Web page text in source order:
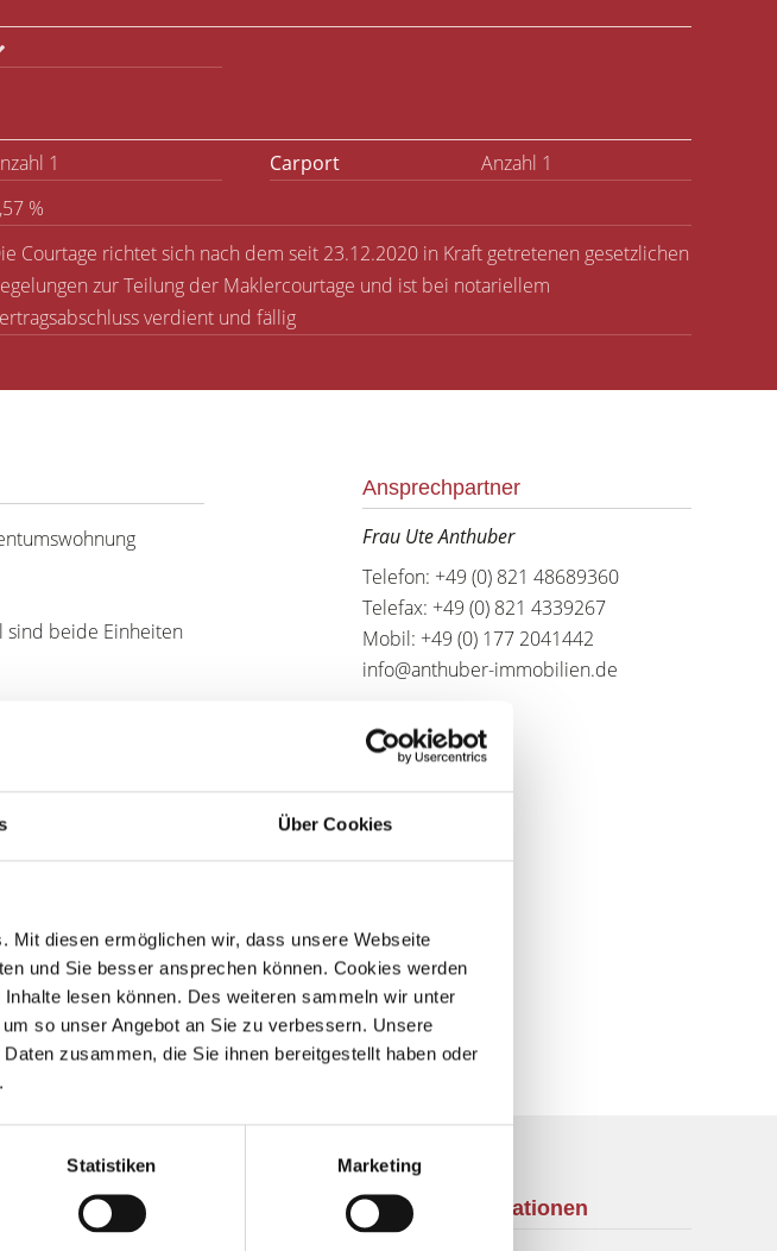
Über Cookies
Mit diesen ermöglichen wir, dass unsere Webseite
und Sie besser ansprechen können. Cookies werden
lesen können. Des weiteren sammeln wir unter
so unser Angebot an Sie zu verbessern. Unsere
zusammen, die Sie ihnen bereitgestellt haben oder
Statistiken Marketing
1 Carport
Anzahl 1
%
Courtage richtet sich nach dem seit 23.12.2020 in Kraft getretenen gesetzlichen
zur Teilung der Maklercourtage und ist bei notariellem
verdient und fällig
sind beide Einheiten
wie für
Haus vermietet zu
energetische
Monat, eine
über 5%.
angesetzt. Der
Euro wert.
Ansprechpartner
Frau Ute Anthuber
Telefon: +49 (0) 821 48689360
Telefax: +49 (0) 821 4339267
Mobil: +49 (0) 177 2041442
info@anthuber-immobilien.de
Weitere Informationen